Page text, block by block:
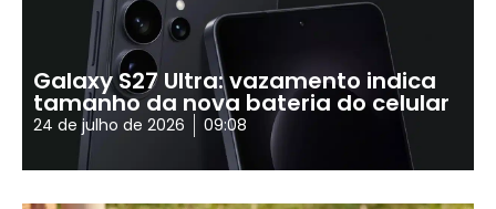
Galaxy S27 Ultra: vazamento indica
tamanho da nova bateria do celular
24 de julho de 2026 09:08